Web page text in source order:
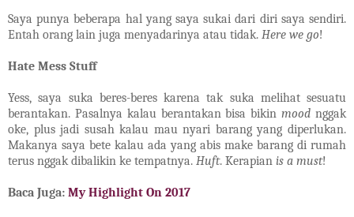
Saya punya beberapa hal yang saya sukai dari diri saya sendiri.
Entah orang lain juga menyadarinya atau tidak. Here we go!
Hate Mess Stuff
Yess, saya suka beres-beres karena tak suka melihat sesuatu
berantakan. Pasalnya kalau berantakan bisa bikinmood nggak
oke, plus jadi susah kalau mau nyari barang yang diperlukan.
Makanya saya bete kalau ada yang abis make barang di rumah
terus nggak dibalikin ke tempatnya. Huft. Kerapian is a must!
Baca Juga: My Highlight On 2017